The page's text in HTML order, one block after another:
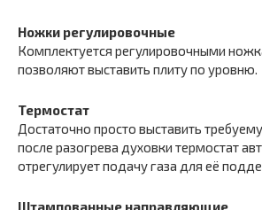
Ножки регулировочные
Комплектуется регулировочными
позволяют выставить плиту по уровню.
Термостат
Достаточно просто выставить
после разогрева духовки термостат
отрегулирует подачу газа для её
Штампованные направляющие